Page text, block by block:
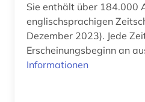
brauch (1)
braunkohle (1)
bremen (3)
Sie enthält über 184.000
englischsprachigen
Dezember 2023). Jede
Erscheinungsbeginn an
Informationen